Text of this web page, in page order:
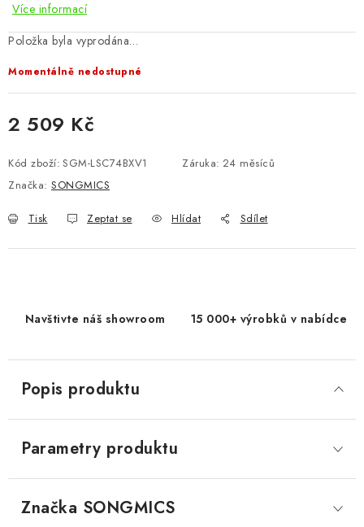
Kontakty
Bonusový program NBM+
Více informací
Položka byla vyprodána…
Momentálně nedostupné
2 509 Kč
Kód zboží: SGM-LSC74BXV1 Záruka: 24 měsíců
Značka: SONGMICS
Tisk Zeptat se Hlídat Sdílet
Navštivte náš showroom 15 000+ výrobků v nabídce
Popis produktu
Parametry produktu
Značka SONGMICS